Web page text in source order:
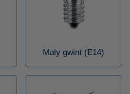
Mały gwint (E14)